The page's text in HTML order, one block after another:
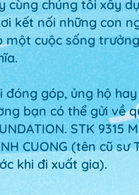
cùng chúng tôi xây
kết nối những con
một cuộc sống
đóng góp, ủng hộ
bạn có thể gửi về
STK 9315
CUONG(tên cũ sư
khi đi xuất gia).